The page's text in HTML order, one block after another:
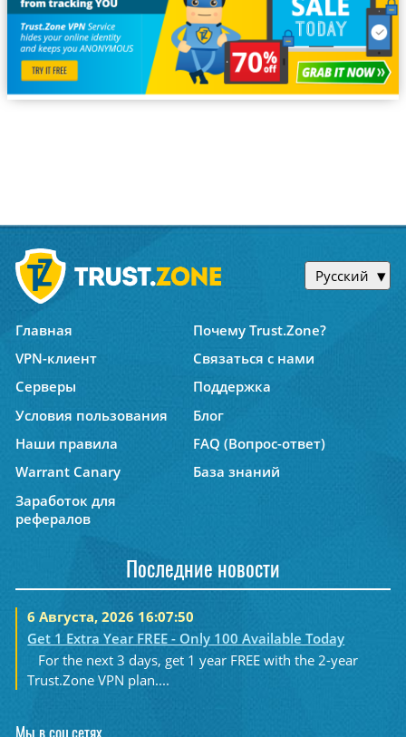
Русский
Главная
Почему Trust.Zone?
VPN-клиент
Связаться с нами
Серверы
Поддержка
Условия пользования
Блог
Наши правила
FAQ (Вопрос-ответ)
Warrant Canary
База знаний
Заработок для
рефералов
Последние новости
6 Августа, 2026 16:07:50
Get 1 Extra Year FREE - Only 100 Available Today
For the next 3 days, get 1 year FREE with the 2-year
Trust.Zone VPN plan....